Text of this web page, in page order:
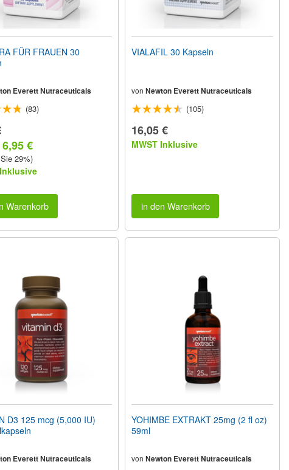
FÜR FRAUEN 30
Everett Nutraceuticals
(83)
€
29%)
Warenkorb
VIALAFIL 30 Kapseln
von Newton Everett Nutraceuticals
(105)
16,05 €
MWST Inklusive
in den Warenkorb
D3 125 mcg (5,000 IU)
Everett Nutraceuticals
YOHIMBE EXTRAKT 25mg (2 fl oz)
59ml
von Newton Everett Nutraceuticals